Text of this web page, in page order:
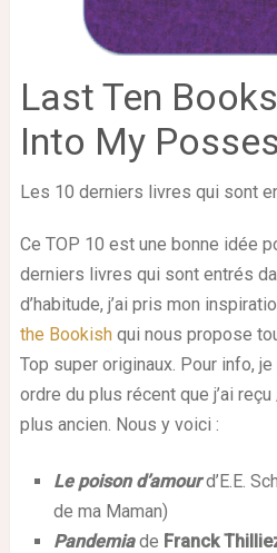
Last Ten
Into My
Les 10 derniers livres qui sont
Ce TOP 10 est une bonne idée
derniers livres qui sont entrés
d’habitude, j’ai pris mon
the Bookish qui nous propose
Top super originaux. Pour info,
ordre du plus récent que j’ai
plus ancien. Nous y voici :
Le poisond’amour d’E.E.
de ma Maman)
Pandemia de Franck